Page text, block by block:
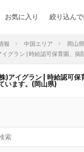
お気に入り 絞り込ん
報 中国エリア 岡山県
グラン | 時給認可保育園、
)アイグラン | 時給認可
います。(岡山県)